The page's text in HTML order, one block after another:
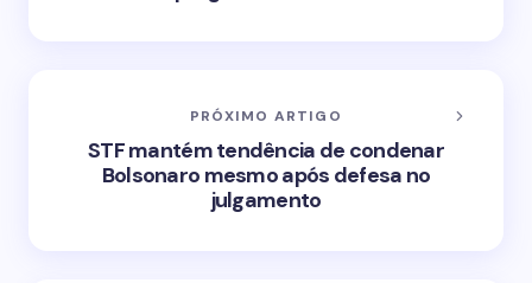
PRÓXIMO ARTIGO
STF mantém tendência de condenar
Bolsonaro mesmo após defesa no
julgamento